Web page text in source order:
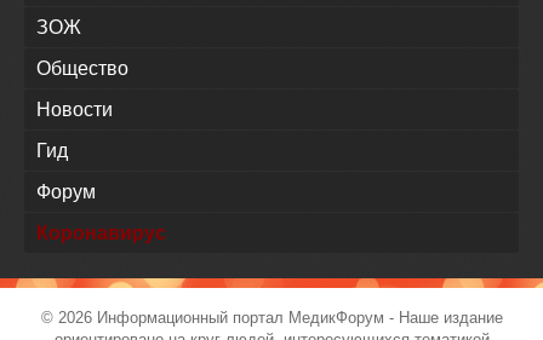
ЗОЖ
Общество
Новости
Гид
Форум
Коронавирус
© 2026 Информационный портал МедикФорум - Наше издание